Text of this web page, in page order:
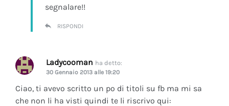
segnalare!!
RISPONDI
Ladycooman ha detto:
30 Gennaio 2013 alle 19:20
Ciao, ti avevo scritto un po di titoli su fb ma mi sa
che non li ha visti quindi te li riscrivo qui: